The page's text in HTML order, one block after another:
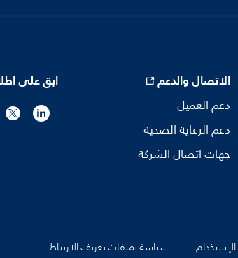
الاتصال والدعم
دعم العميل
دعم الرعاية الصحية
جهات اتصال الشركة
ابق على
سياسة بملفات تعريف الارتباط